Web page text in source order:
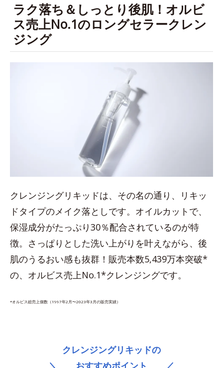
ラク落ち＆しっとり後肌！オルビ
ス売上No.1のロングセラークレン
ジング
クレンジングリキッドは、その名の通り、リキッ
ドタイプのメイク落としです。オイルカットで、
保湿成分がたっぷり30％配合されているのが特
徴。さっぱりとした洗い上がりを叶えながら、後
肌のうるおい感も抜群！販売本数5,439万本突破*
の、オルビス売上No.1*クレンジングです。
*オルビス総売上個数（1997年2月〜2023年3月の販売実績）
クレンジングリキッドの
＼ おすすめポイント ／